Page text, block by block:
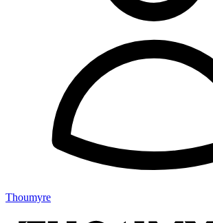
Thoumyre